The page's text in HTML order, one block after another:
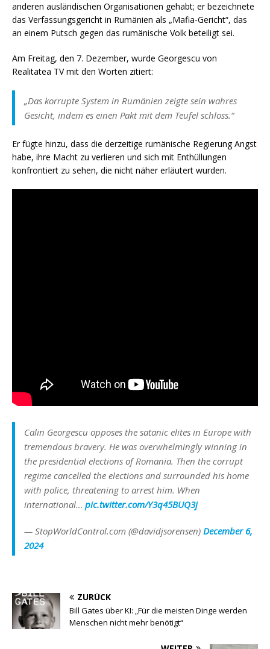
anderen ausländischen Organisationen gehabt; er bezeichnete
das Verfassungsgericht in Rumänien als „Mafia-Gericht“, das
an einem Putsch gegen das rumänische Volk beteiligt sei.
Am Freitag, den 7. Dezember, wurde Georgescu von
Realitatea TV mit den Worten zitiert:
„Das korrupte System in Rumänien zeigte sein wahres
Gesicht, indem es einen Pakt mit dem Teufel schloss.“
Er fügte hinzu, dass die derzeitige rumänische Regierung Angst
habe, ihre Macht zu verlieren und sich mit Enthüllungen
konfrontiert zu sehen, die nicht näher erläutert wurden.
Calin Georgescu opposes the satanic elites in Europe with
tremendous bravery. He was overwhelmingly winning in
the presidential elections of Romania. Then the corrupt
regime cancelled the elections and surrounded his home
with police, threatening to arrest him. When
international… pic.twitter.com/Y3q45BUQ3j
— StopWorldControl.com (@davidjsorensen) December 6,
2024
ZURÜCK
Bill Gates über KI: „Für die meisten Dinge werden
Menschen nicht mehr benötigt“